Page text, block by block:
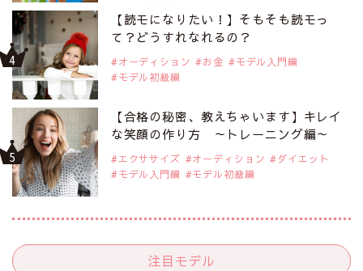
【読モになりたい！】そもそも読モっ
て？どうすれなれるの？
オーディション お金
モデル入門編
モデル初級編
【合格の秘密、教えちゃいます】キレイ
な笑顔の作り方 ～トレーニング編～
エクササイズ オーディション
ダイエット
モデル入門編
モデル初級編
注目モデル